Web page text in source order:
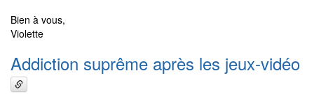
Bien à vous,
Violette
Addiction suprême après les jeux-vidéo